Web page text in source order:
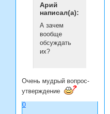
Арий
написал(а):
А зачем
вообще
обсуждать
их?
Очень мудрый вопрос-
утверждение
0